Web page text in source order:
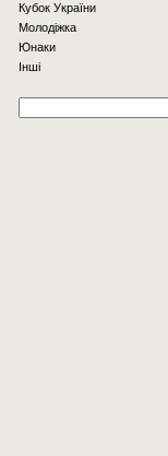
Кубок України
Молодіжка
Юнаки
Інші